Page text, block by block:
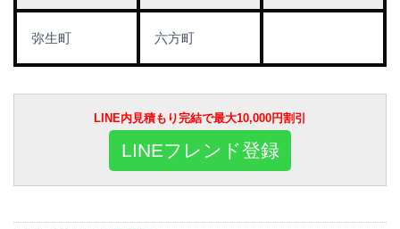
弥生町 六方町
LINE内見積もり完結で最大10,000円割引
LINEフレンド登録